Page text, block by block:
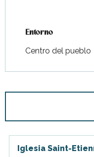
Entorno
Entorno
Centro del pueblo
Iglesia Saint-